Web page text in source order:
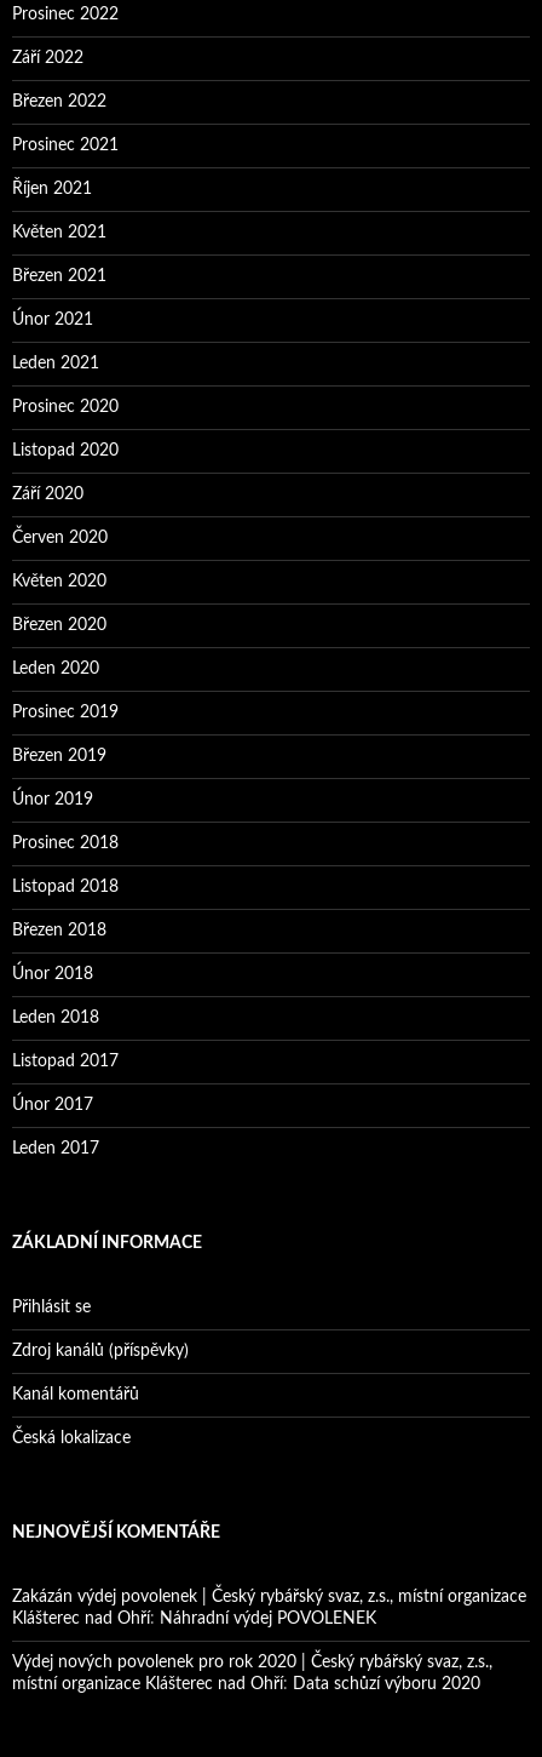
Prosinec 2022
Září 2022
Březen 2022
Prosinec 2021
Říjen 2021
Květen 2021
Březen 2021
Únor 2021
Leden 2021
Prosinec 2020
Listopad 2020
Září 2020
Červen 2020
Květen 2020
Březen 2020
Leden 2020
Prosinec 2019
Březen 2019
Únor 2019
Prosinec 2018
Listopad 2018
Březen 2018
Únor 2018
Leden 2018
Listopad 2017
Únor 2017
Leden 2017
ZÁKLADNÍ INFORMACE
Přihlásit se
Zdroj kanálů (příspěvky)
Kanál komentářů
Česká lokalizace
NEJNOVĚJŠÍ KOMENTÁŘE
Zakázán výdej povolenek | Český rybářský svaz, z.s., místní organizace
Klášterec nad Ohří: Náhradní výdej POVOLENEK
Výdej nových povolenek pro rok 2020 | Český rybářský svaz, z.s.,
místní organizace Klášterec nad Ohří: Data schůzí výboru 2020